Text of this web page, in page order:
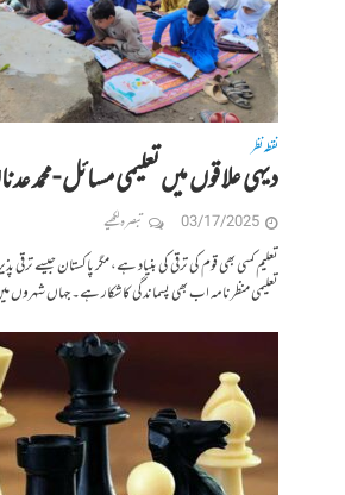
نقطہ نظر
دیہی علاقوں میں تعلیمی مسائل -محمد
03/17/2025 تبصرہ لکھیے
تعلیم کسی بھی قوم کی ترقی کی بنیاد ہے، مگر پاکستان جیسے ترقی
تعلیمی منظرنامہ اب بھی پسماندگی کا شکار ہے۔ جہاں شہروں